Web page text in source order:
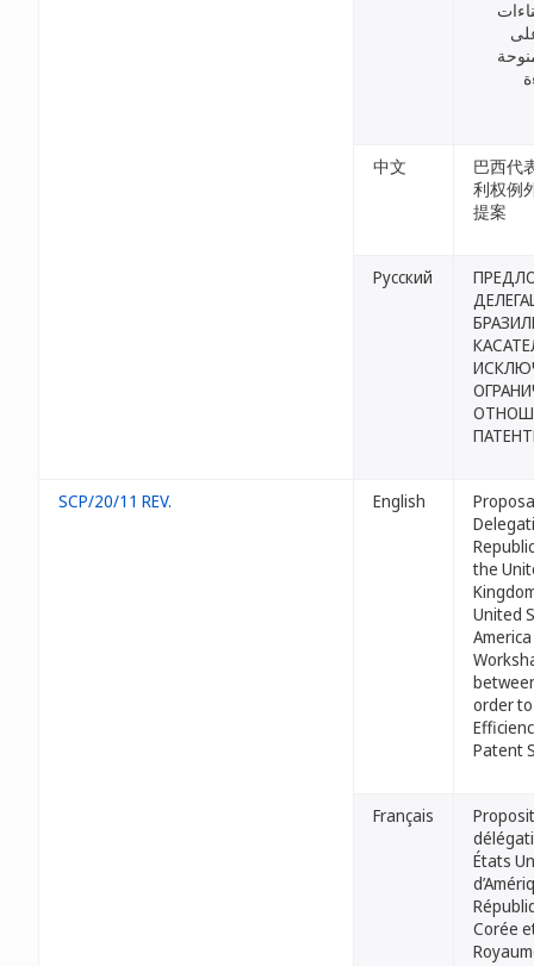
中文
巴西代
利权例
提案
Русский
SCP/20/11 REV. English
the
United
order
Patent
Français
États
Corée